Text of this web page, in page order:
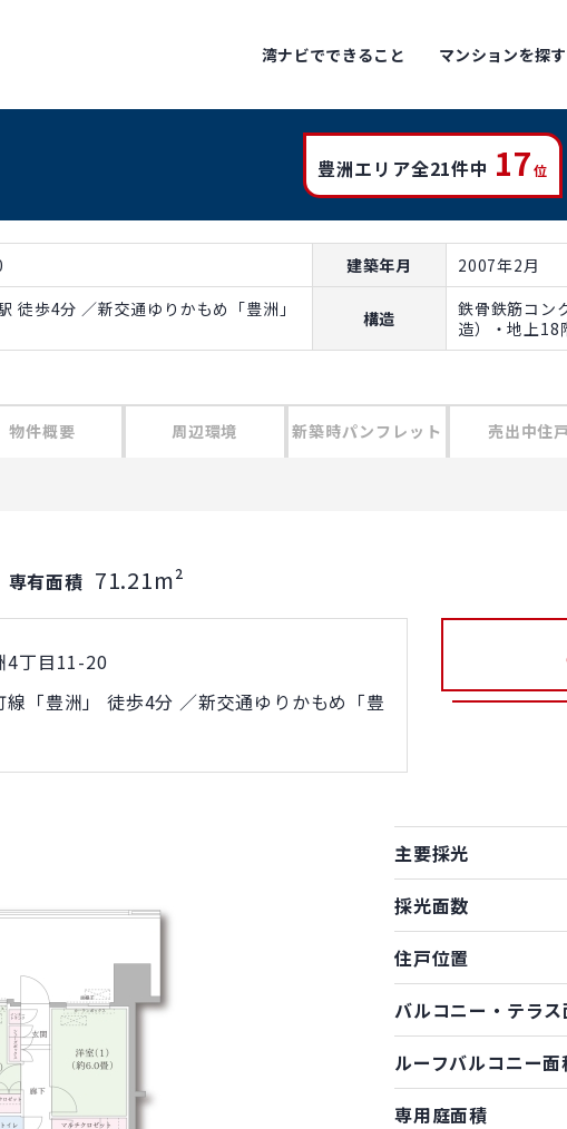
湾ナビでできること マンションを探す
豊洲エリア全21件中 17位
建築年月 2007年2月
徒歩4分 ／新交通ゆりかもめ「豊洲」
構造
鉄骨鉄筋コン
造）・地上18
物件概要 周辺環境 新築時パンフレット 売出中住戸
専有面積 71.21m²
4丁目11-20
線「豊洲」 徒歩4分 ／新交通ゆりかもめ「豊
主要採光
採光面数
住戸位置
バルコニー・テラ
ルーフバルコニー面
専用庭面積